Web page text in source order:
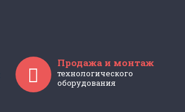
Продажа и монтаж
технологического
оборудования